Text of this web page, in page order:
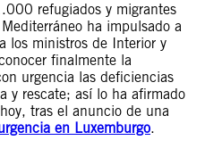
refugiados y migrantes
ha impulsado a
los ministros de Interior y
finalmente la
urgencia las deficiencias
y rescate; así lo ha afirmado
tras el anuncio de una
en Luxemburgo.